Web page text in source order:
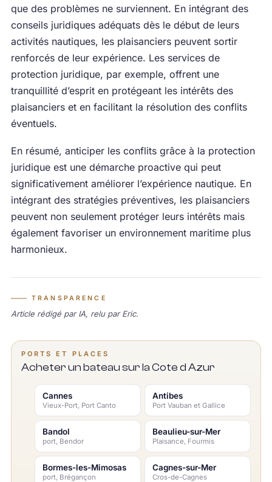
que des problèmes ne surviennent. En intégrant des
conseils juridiques adéquats dès le début de leurs
activités nautiques, les plaisanciers peuvent sortir
renforcés de leur expérience. Les services de
protection juridique, par exemple, offrent une
tranquillité d’esprit en protégeant les intérêts des
plaisanciers et en facilitant la résolution des conflits
éventuels.
En résumé, anticiper les conflits grâce à la protection
juridique est une démarche proactive qui peut
significativement améliorer l’expérience nautique. En
intégrant des stratégies préventives, les plaisanciers
peuvent non seulement protéger leurs intérêts mais
également favoriser un environnement maritime plus
harmonieux.
TRANSPARENCE
Article rédigé par IA, relu par Eric.
PORTS ET PLACES
Acheter un bateau sur la Cote d Azur
Cannes
Vieux-Port, Port Canto
Antibes
Port Vauban et Gallice
Bandol
port, Bendor
Beaulieu-sur-Mer
Plaisance, Fourmis
Bormes-les-Mimosas
port, Brégançon
Cagnes-sur-Mer
Cros-de-Cagnes